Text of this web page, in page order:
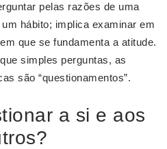
pelas razões de uma
hábito; implica examinar em
que se fundamenta a atitude.
simples perguntas, as
são “questionamentos”.
a si e aos